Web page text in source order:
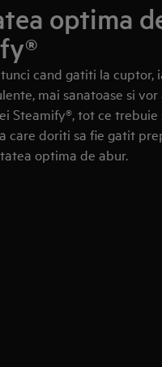
optima
cand gatiti la
mai sanatoase si
Steamify®, tot ce trebuie
care doriti sa fie gatit
optima de abur.